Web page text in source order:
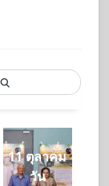
11 ตุลาคม
วัน